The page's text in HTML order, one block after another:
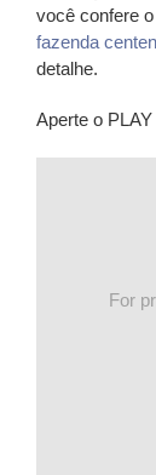
você confere
fazenda
detalhe.
Aperte o
For